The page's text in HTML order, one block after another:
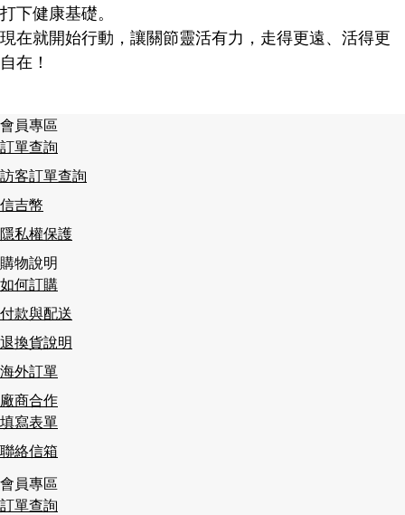
打下健康基礎。
現在就開始行動，讓關節靈活有力，走得更遠、活得更
自在！
會員專區
訂單查詢
訪客訂單查詢
信吉幣
隱私權保護
購物說明
如何訂購
付款與配送
退換貨說明
海外訂單
廠商合作
填寫表單
聯絡信箱
會員專區
訂單查詢